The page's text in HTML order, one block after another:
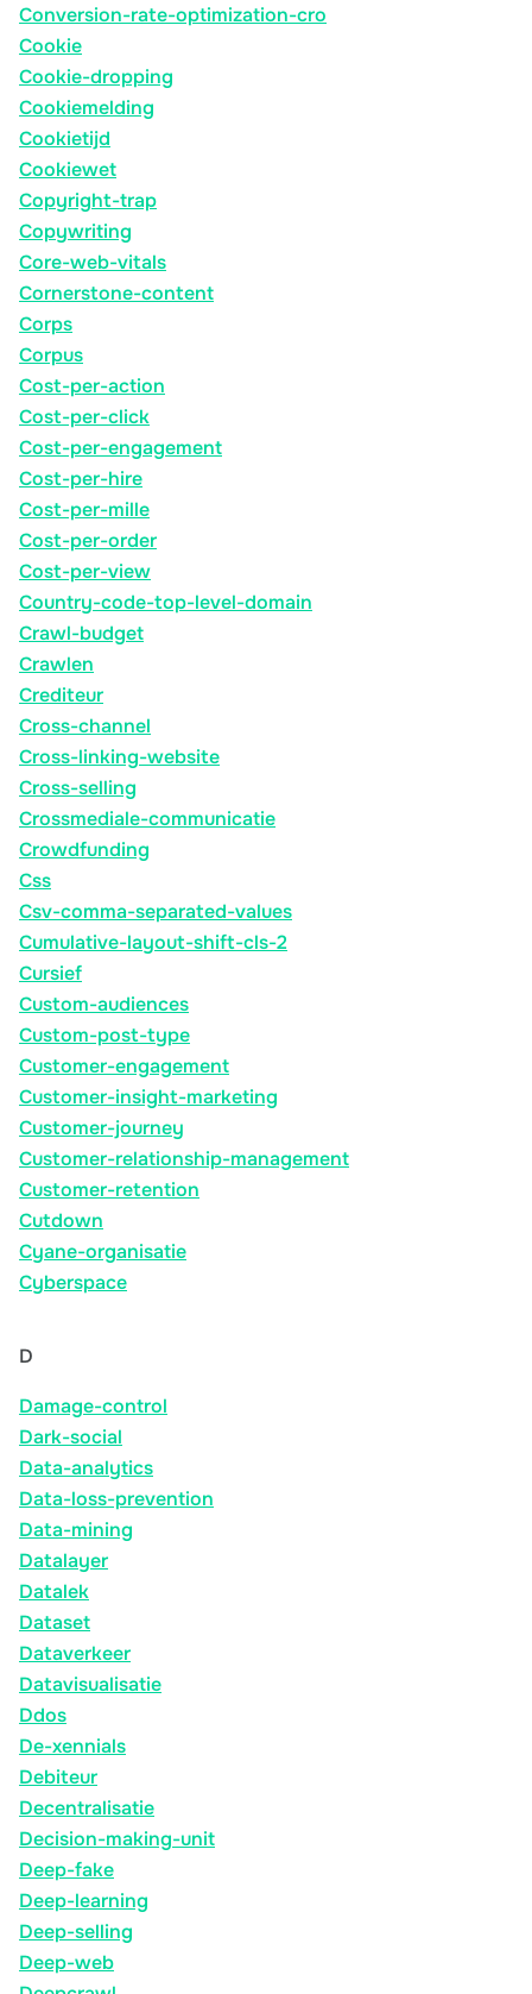
Conversion-rate-optimization-cro
Cookie
Cookie-dropping
Cookiemelding
Cookietijd
Cookiewet
Copyright-trap
Copywriting
Core-web-vitals
Cornerstone-content
Corps
Corpus
Cost-per-action
Cost-per-click
Cost-per-engagement
Cost-per-hire
Cost-per-mille
Cost-per-order
Cost-per-view
Country-code-top-level-domain
Crawl-budget
Crawlen
Crediteur
Cross-channel
Cross-linking-website
Cross-selling
Crossmediale-communicatie
Crowdfunding
Css
Csv-comma-separated-values
Cumulative-layout-shift-cls-2
Cursief
Custom-audiences
Custom-post-type
Customer-engagement
Customer-insight-marketing
Customer-journey
Customer-relationship-management
Customer-retention
Cutdown
Cyane-organisatie
Cyberspace
D
Damage-control
Dark-social
Data-analytics
Data-loss-prevention
Data-mining
Datalayer
Datalek
Dataset
Dataverkeer
Datavisualisatie
Ddos
De-xennials
Debiteur
Decentralisatie
Decision-making-unit
Deep-fake
Deep-learning
Deep-selling
Deep-web